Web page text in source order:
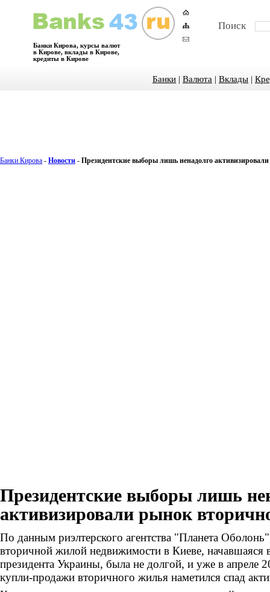
Банки Кирова, курсы валют
в Кирове, вклады в Кирове,
кредиты в Кирове
Поиск
Банки | Валюта | Вклады |
Банки Кирова - Новости - Президентские выборы лишь ненадолго
Президентские выборы лишь
активизировали рынок
По данным риэлтерского агентства "Планета
вторичной жилой недвижимости в Киеве, начавшаяся
президента Украины, была не долгой, и уже в апреле
купли-продажи вторичного жилья наметился спад